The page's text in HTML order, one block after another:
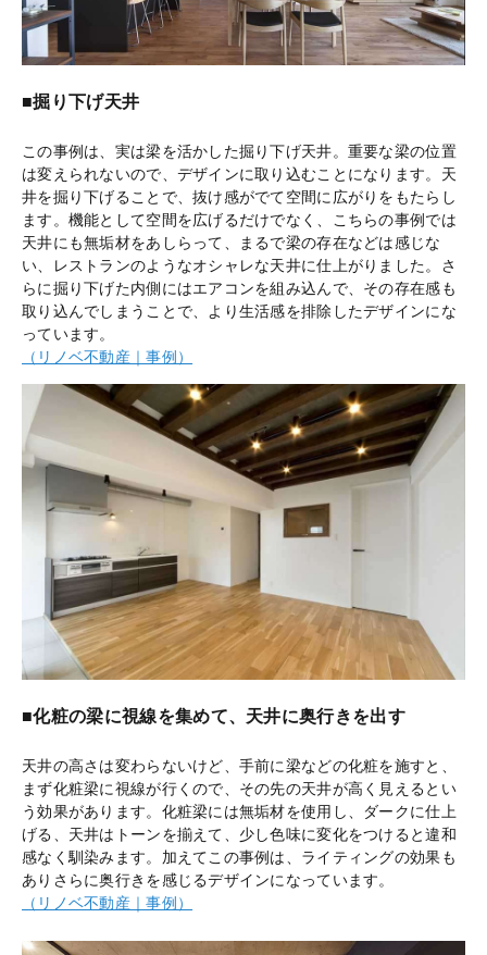
■掘り下げ天井
この事例は、実は梁を活かした掘り下げ天井。重要な梁の位置
は変えられないので、デザインに取り込むことになります。天
井を掘り下げることで、抜け感がでて空間に広がりをもたらし
ます。機能として空間を広げるだけでなく、こちらの事例では
天井にも無垢材をあしらって、まるで梁の存在などは感じな
い、レストランのようなオシャレな天井に仕上がりました。さ
らに掘り下げた内側にはエアコンを組み込んで、その存在感も
取り込んでしまうことで、より生活感を排除したデザインにな
っています。
（リノベ不動産｜事例）
■化粧の梁に視線を集めて、天井に奥行きを出す
天井の高さは変わらないけど、手前に梁などの化粧を施すと、
まず化粧梁に視線が行くので、その先の天井が高く見えるとい
う効果があります。化粧梁には無垢材を使用し、ダークに仕上
げる、天井はトーンを揃えて、少し色味に変化をつけると違和
感なく馴染みます。加えてこの事例は、ライティングの効果も
ありさらに奥行きを感じるデザインになっています。
（リノベ不動産｜事例）